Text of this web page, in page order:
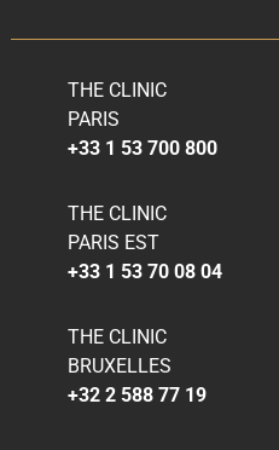
THE CLINIC
PARIS
+33 1 53 700 800
THE CLINIC
PARIS EST
+33 1 53 70 08 04
THE CLINIC
BRUXELLES
+32 2 588 77 19